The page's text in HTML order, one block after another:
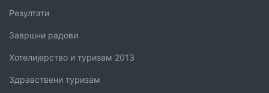
Резултати
Завршни радови
Хотелијерство и туризам 2013
Здравствени туризам